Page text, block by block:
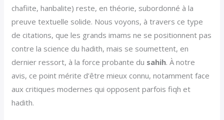
chafiite, hanbalite) reste, en théorie, subordonné à la
preuve textuelle solide. Nous voyons, à travers ce type
de citations, que les grands imams ne se positionnent pas
contre la science du hadith, mais se soumettent, en
dernier ressort, à la force probante du sahih. À notre
avis, ce point mérite d’être mieux connu, notamment face
aux critiques modernes qui opposent parfois fiqh et
hadith.